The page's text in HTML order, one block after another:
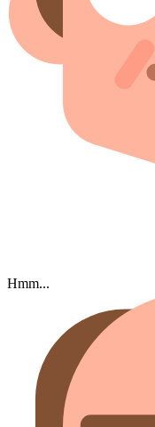
Hmm...